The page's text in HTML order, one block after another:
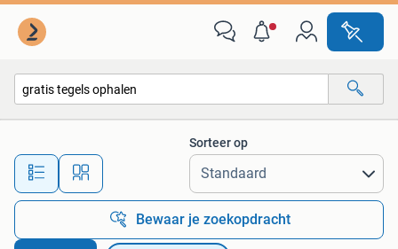
Alle afstanden…
Sorteer op
Bewaar je zoekopdracht